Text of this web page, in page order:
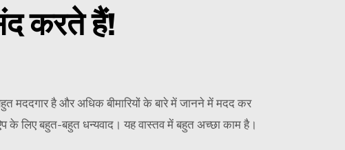
करते हैं!
मददगार है और अधिक बीमारियों के बारे में जानने में मदद कर
के लिए बहुत-बहुत धन्यवाद। यह वास्तव में बहुत अच्छा काम है।